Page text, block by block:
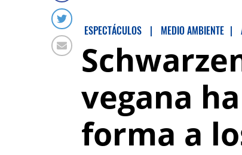
ESPECTÁCULOS | MEDIO AMBIENTE |
vegana
forma a